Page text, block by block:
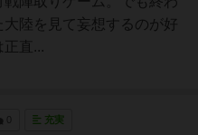
大陸を見て妄想するのが好
正直...
充実